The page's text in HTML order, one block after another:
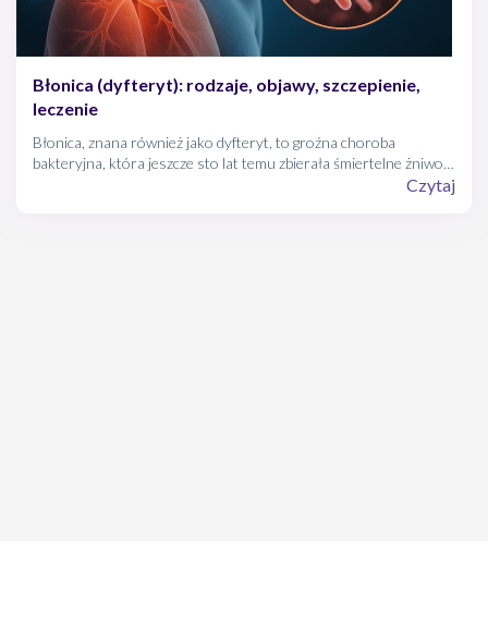
Błonica (dyfteryt): rodzaje, objawy, szczepienie,
leczenie
Błonica, znana również jako dyfteryt, to groźna choroba
bakteryjna, która jeszcze sto lat temu zbierała śmiertelne żniwo
wśród dzieci i dorosłych. Dziś, dzięki powszechnym szczepieniom,
Czytaj